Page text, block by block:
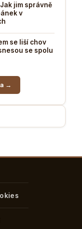
jim správně
v
se liší chov
se spolu
→